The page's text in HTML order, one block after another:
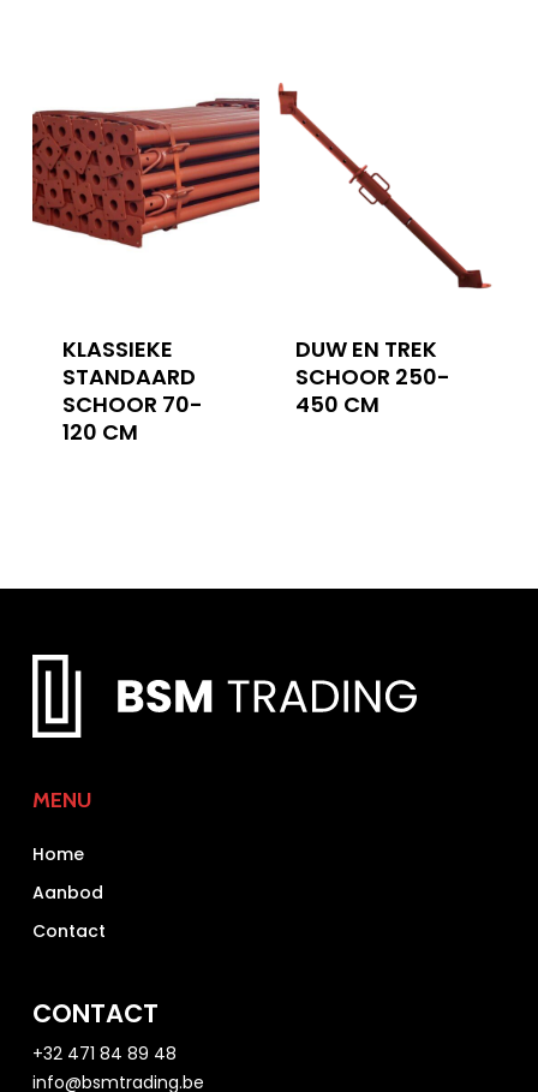
KLASSIEKE
STANDAARD
SCHOOR 70-
120 CM
DUW EN TREK
SCHOOR 250-
450 CM
MENU
Home
Aanbod
Contact
CONTACT
+32 471 84 89 48
info@bsmtrading.be